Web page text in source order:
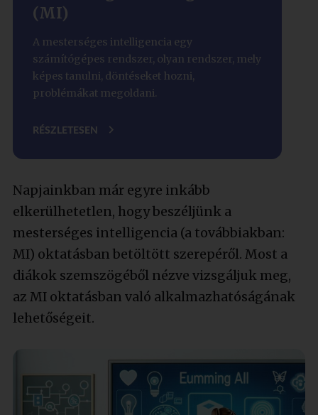
(MI)
A mesterséges intelligencia egy
számítógépes rendszer, olyan rendszer, mely
képes tanulni, döntéseket hozni,
problémákat megoldani.
RÉSZLETESEN
Napjainkban már egyre inkább
elkerülhetetlen, hogy beszéljünk a
mesterséges intelligencia (a továbbiakban:
MI) oktatásban betöltött szerepéről. Most a
diákok szemszögéből nézve vizsgáljuk meg,
az MI oktatásban való alkalmazhatóságának
lehetőségeit.